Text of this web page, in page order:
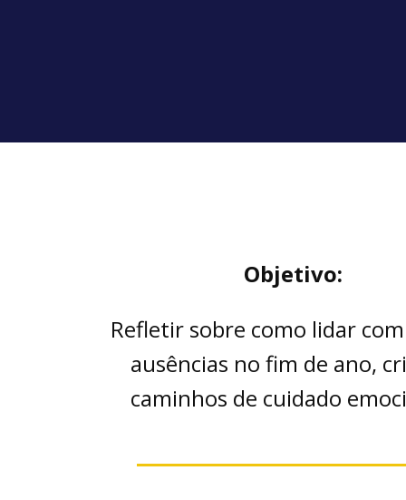
Objetivo:
Refletir sobre como lidar
ausências no fim de ano,
caminhos de cuidado